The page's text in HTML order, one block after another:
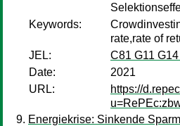
Keywords:
rate,rate of
JEL:
C81 G11
Date:
2021
URL:
https://
Energiekrise: Sinkende